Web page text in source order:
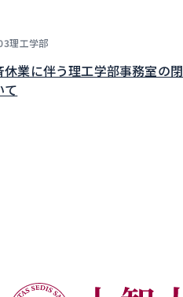
理工学部
休業に伴う理工学部事務室の閉
て